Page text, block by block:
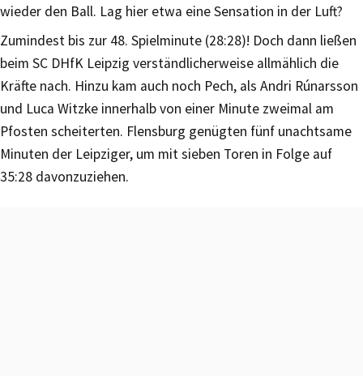
wieder den Ball. Lag hier etwa eine Sensation in der Luft?
Zumindest bis zur 48. Spielminute (28:28)! Doch dann ließen
beim SC DHfK Leipzig verständlicherweise allmählich die
Kräfte nach. Hinzu kam auch noch Pech, als Andri Rúnarsson
und Luca Witzke innerhalb von einer Minute zweimal am
Pfosten scheiterten. Flensburg genügten fünf unachtsame
Minuten der Leipziger, um mit sieben Toren in Folge auf
35:28 davonzuziehen.